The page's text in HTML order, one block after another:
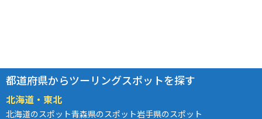
都道府県からツーリングスポットを探す
北海道・東北
北海道のスポット青森県のスポット岩手県のスポット